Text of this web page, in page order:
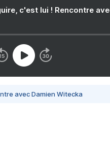
c'est lui ! Rencontre
avec Damien Witecka